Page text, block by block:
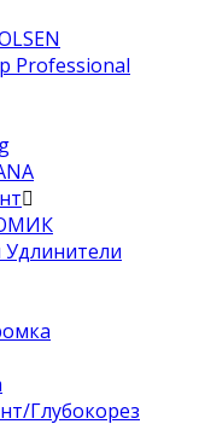
Professional
Глубокорез